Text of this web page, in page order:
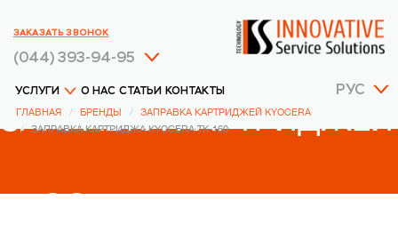
РУС
УСЛУГИ О НАС СТАТЬИ КОНТАКТЫ
(044) 393-94-95
ЗАКАЗАТЬ ЗВОНОК
ГЛАВНАЯ БРЕНДЫ
ЗАПРАВКА КАРТРИДЖЕЙ KYOCERA
ЗАПРАВКА КАРТРИДЖА KYOCERA TK-160
ЗАПРАВКА КАРТРИДЖЕЙ
KYOCERA